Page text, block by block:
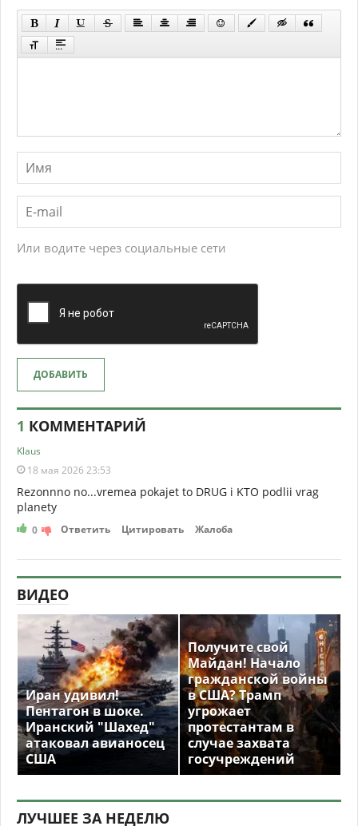
Или водите через социальные сети
ДОБАВИТЬ
1 КОММЕНТАРИЙ
Klaus
18 мая 2026 23:53
Rezonnno no...vremea pokajet to DRUG i KTO podlii vrag
planety
0 Ответить Цитировать Жалоба
ВИДЕО
Иран удивил!
Пентагон в шоке.
Иранский "Шахед"
атаковал авианосец
США
Получите свой
Майдан! Начало
гражданской войны
в США? Трамп
угрожает
протестантам в
случае захвата
госучреждений
ЛУЧШЕЕ ЗА НЕДЕЛЮ